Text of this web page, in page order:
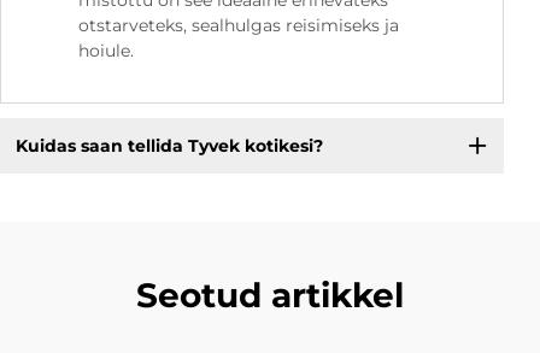
otstarveteks, sealhulgas reisimiseks ja
hoiule.
Kuidas saan tellida Tyvek kotikesi?
Seotud artikkel